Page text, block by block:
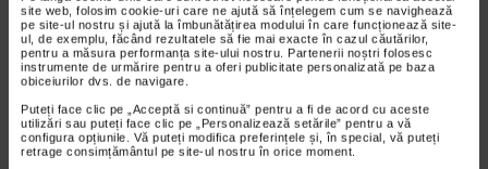
site web, folosim cookie-uri care ne ajută să înțelegem cum se navighează
pe site-ul nostru și ajută la îmbunătățirea modului în care funcționează site-
ul, de exemplu, făcând rezultatele să fie mai exacte în cazul căutărilor,
pentru a măsura performanța site-ului nostru. Partenerii noștri folosesc
instrumente de urmărire pentru a oferi publicitate personalizată pe baza
obiceiurilor dvs. de navigare.
Puteți face clic pe „Acceptă si continuă” pentru a fi de acord cu aceste
utilizări sau puteți face clic pe „Personalizează setările” pentru a vă
configura opțiunile. Vă puteți modifica preferințele și, în special, vă puteți
retrage consimțământul pe site-ul nostru în orice moment.
varfurilor
Produsul include 6 capete de curatare:
3 capete standard - uz general - pentru utilizarea dusului bucal
de intreaga familie,
1 varf pentru irigarea adanca subgingivala.